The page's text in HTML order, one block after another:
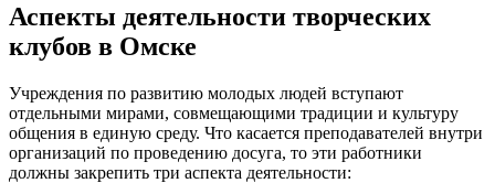
Аспекты деятельности творческих
клубов в Омске
Учреждения по развитию молодых людей вступают
отдельными мирами, совмещающими традиции и культуру
общения в единую среду. Что касается преподавателей внутри
организаций по проведению досуга, то эти работники
должны закрепить три аспекта деятельности: